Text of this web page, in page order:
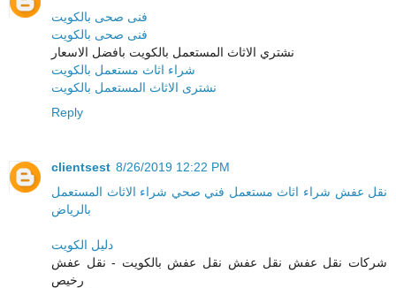
فنى صحى بالكويت
فنى صحى بالكويت
نشتري الاثاث المستعمل بالكويت بافضل الاسعار
شراء اثاث مستعمل بالكويت
نشترى الاثاث المستعمل بالكويت
Reply
clientsest 8/26/2019 12:22 PM
نقل عفش شراء اثاث مستعمل فني صحي شراء الاثاث المستعمل
بالرياض
دليل الكويت
شركات نقل عفش نقل عفش نقل عفش بالكويت - نقل عفش
رخيص